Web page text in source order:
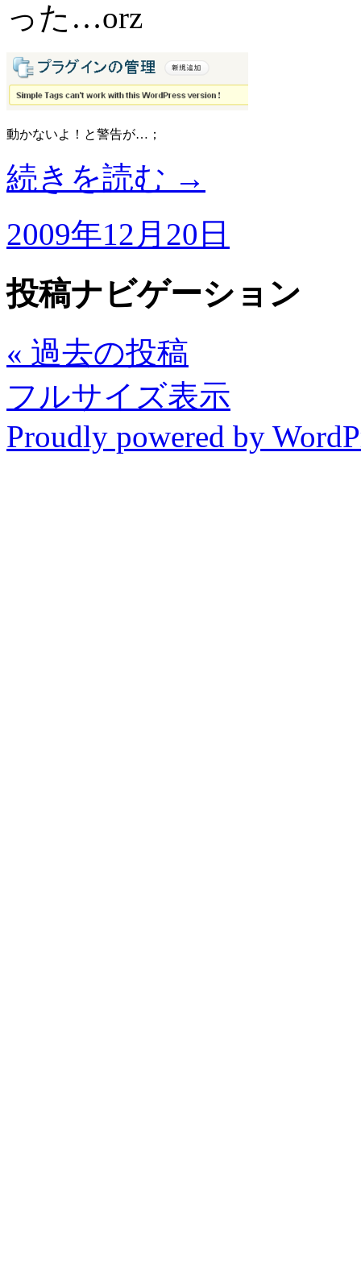
った…orz
動かないよ！と警告が…；
続きを読む →
2009年12月20日
投稿ナビゲーション
« 過去の投稿
フルサイズ表示
Proudly powered by